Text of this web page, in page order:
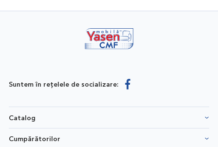
Suntem în rețelele de socializare:
Catalog
Cumpărătorilor